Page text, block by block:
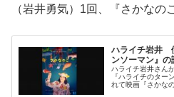
（岩井勇気）1回、『さかなの
ハライチ岩井
ンソーマン』の
ハライチ岩井さん
『ハライチのター
れて映画『さかな